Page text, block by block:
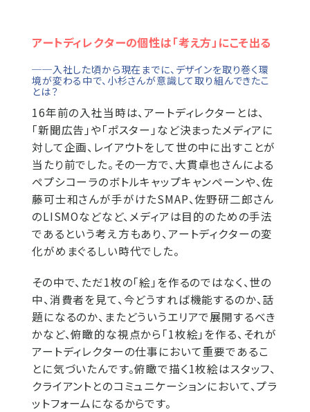
アートディレクターの個性は「考え方」にこそ出る
──入社した頃から現在までに、デザインを取り巻く環
境が変わる中で、小杉さんが意識して取り組んできたこ
とは？
16年前の入社当時は、アートディレクターとは、
「新聞広告」や「ポスター」など決まったメディアに
対して企画、レイアウトをして世の中に出すことが
当たり前でした。その一方で、大貫卓也さんによる
ペプシコーラのボトルキャップキャンペーンや、佐
藤可士和さんが手がけたSMAP、佐野研二郎さん
のLISMOなどなど、メディアは目的のための手法
であるという考え方もあり、アートディクターの変
化がめまぐるしい時代でした。
その中で、ただ1枚の「絵」を作るのではなく、世の
中、消費者を見て、今どうすれば機能するのか、話
題になるのか、またどういうエリアで展開するべき
かなど、俯瞰的な視点から「1枚絵」を作る、それが
アートディレクターの仕事において重要であるこ
とに気づいたんです。俯瞰で描く1枚絵はスタッフ、
クライアントとのコミュニケーションにおいて、プラ
ットフォームになるからです。